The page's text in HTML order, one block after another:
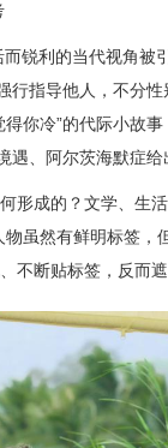
锐利的当代视角被
指导他人，不分
你冷”的代际小故
遇、阿尔茨海默症
成的？文学、生
虽然有鲜明标签
不断贴标签，反而